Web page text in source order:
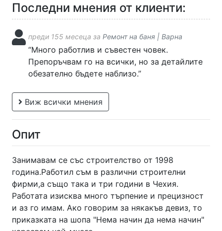
Последни мнения от клиенти:
преди 155 месеца за Ремонт на баня | Варна
“Много работлив и съвестен човек.
Препоръчвам го на всички, но за детайлите
обезателно бъдете наблизо.”
Виж всички мнения
Опит
Занимавам се със строителство от 1998
година.Работил съм в различни строителни
фирми,а също така и три години в Чехия.
Работата изисква много търпение и прецизност
и аз го имам. Ако говорим за някакъв девиз, то
приказката на шопа "Нема начин да нема начин"